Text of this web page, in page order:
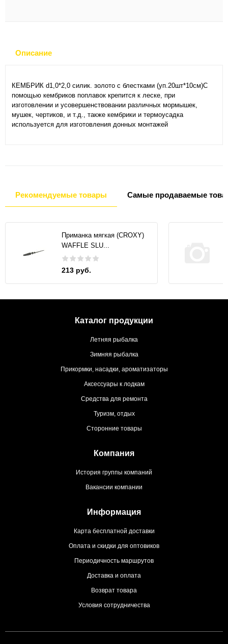
Описание
КЕМБРИК d1,0*2,0 силик. золото с блестками (уп.20шт*10см)С
помощью кембриков поплавок крепится к леске, при
изготовлении и усовершенствовании различных мормышек,
мушек, чертиков, и т.д., также кембрики и термоусадка
используется для изготовления донных монтажей
Рекомендуемые товары Самые продаваемые
Приманка мягкая (CROXY)
WAFFLE SLU...
213 руб.
Каталог продукции
Летняя рыбалка
Зимняя рыбалка
Прикормки, насадки, ароматизаторы
Аксессуары к лодкам
Средства для ремонта
Туризм, отдых
Сторонние товары
Компания
История группы компаний
Вакансии компании
Информация
Карта бесплатной доставки
Оплата и скидки для оптовиков
Периодичность маршрутов
Доставка и оплата
Возврат товара
Условия сотрудничества